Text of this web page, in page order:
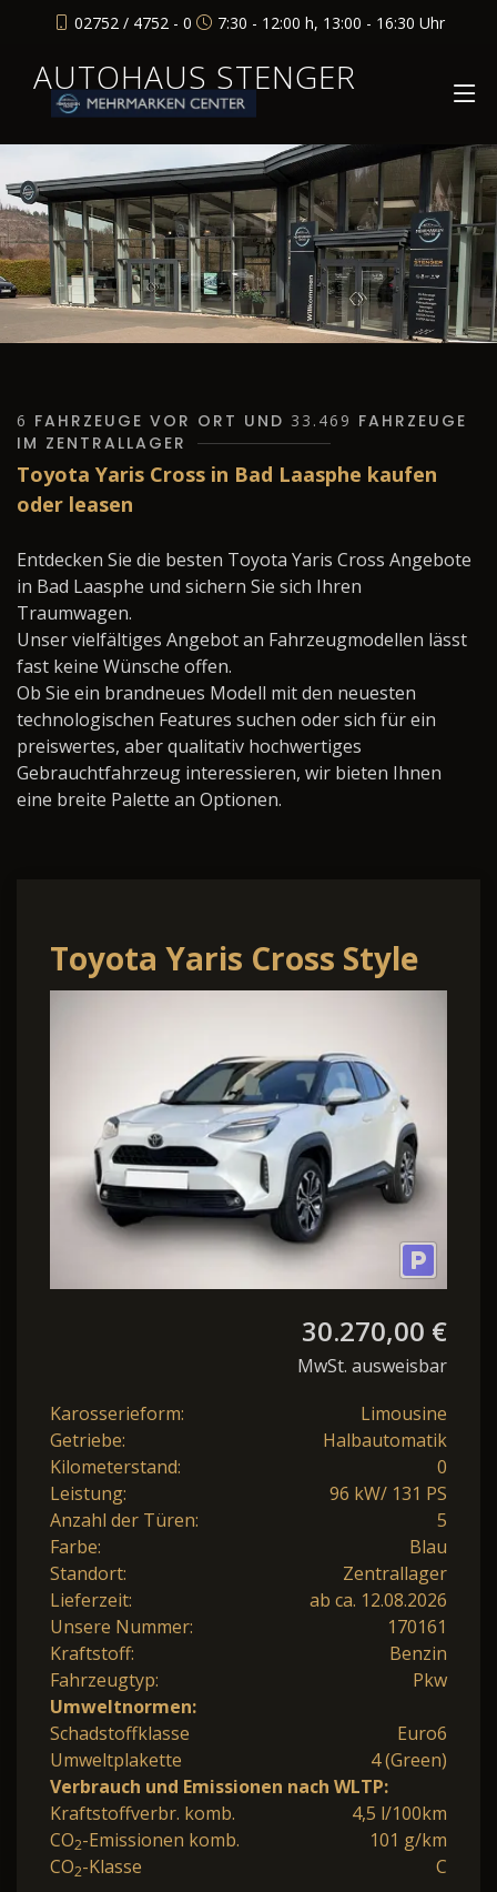
02752 / 4752 - 0 7:30 - 12:00 h, 13:00 - 16:30 Uhr
AUTOHAUS STENGER
6 FAHRZEUGE VOR ORT UND 33.469 FAHRZEUGE
IM ZENTRALLAGER
Toyota Yaris Cross in Bad Laasphe kaufen
oder leasen
Entdecken Sie die besten Toyota Yaris Cross Angebote
in Bad Laasphe und sichern Sie sich Ihren
Traumwagen.
Unser vielfältiges Angebot an Fahrzeugmodellen lässt
fast keine Wünsche offen.
Ob Sie ein brandneues Modell mit den neuesten
technologischen Features suchen oder sich für ein
preiswertes, aber qualitativ hochwertiges
Gebrauchtfahrzeug interessieren, wir bieten Ihnen
eine breite Palette an Optionen.
Toyota Yaris Cross Style
Comfort 1,5 CVT Hybrid
96kW Winter
30.270,00 €
MwSt. ausweisbar
Karosserieform:
Limousine
Getriebe:
Halbautomatik
Kilometerstand:
0
Leistung:
96 kW/ 131 PS
Anzahl der Türen:
5
Farbe:
Blau
Standort:
Zentrallager
Lieferzeit:
ab ca. 12.08.2026
Unsere Nummer:
170161
Kraftstoff:
Benzin
Fahrzeugtyp:
Pkw
Umweltnormen:
Schadstoffklasse
Euro6
Umweltplakette
4 (Green)
Verbrauch und Emissionen nach WLTP:
Kraftstoffverbr. komb.
4,5 l/100km
CO2-Emissionen komb.
101 g/km
CO2-Klasse C